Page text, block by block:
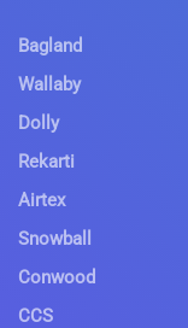
Bagland
Wallaby
Dolly
Rekarti
Airtex
Snowball
Conwood
CCS